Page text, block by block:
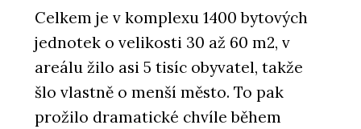
Celkem je v komplexu 1400 bytových
jednotek o velikosti 30 až 60 m2, v
areálu žilo asi 5 tisíc obyvatel, takže
šlo vlastně o menší město. To pak
prožilo dramatické chvíle během